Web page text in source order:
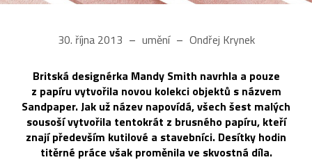
30. října 2013 umění Ondřej Krynek
Britská designérka Mandy Smith navrhla a pouze
z papíru vytvořila novou kolekci objektů s názvem
Sandpaper. Jak už název napovídá, všech šest malých
sousoší vytvořila tentokrát z brusného papíru, kteří
znají především kutilové a stavebníci. Desítky hodin
titěrné práce však proměnila ve skvostná díla.